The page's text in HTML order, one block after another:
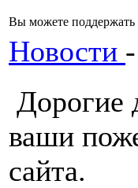
Вы можете
Новости -
Дорогие
ваши
сайта.